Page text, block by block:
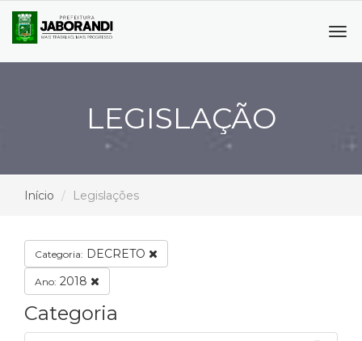
LEGISLAÇÃO
Início Legislações
Categoria: DECRETO
Ano: 2018
Categoria